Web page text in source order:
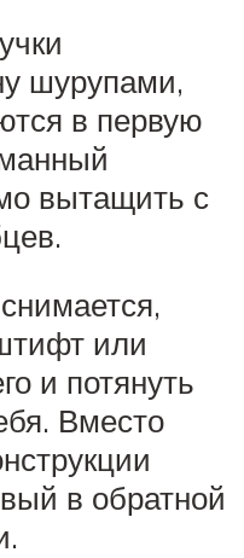
шурупами,
в первую
вытащить с
или
и потянуть
Вместо
в обратной